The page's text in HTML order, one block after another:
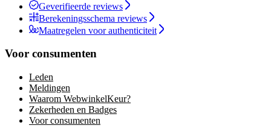
Geverifieerde reviews
Berekeningsschema reviews
Maatregelen voor authenticiteit
Voor consumenten
Leden
Meldingen
Waarom WebwinkelKeur?
Zekerheden en Badges
Voor consumenten